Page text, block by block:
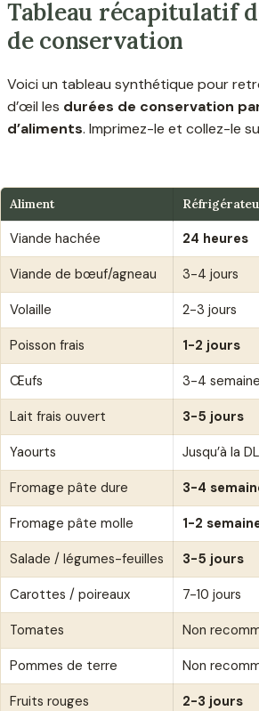
Tableau récapitulatif
de conservation
Voici un tableau synthétique pour
d’œil les durées de conservation
d’aliments. Imprimez-le et collez-le
Aliment
Viande hachée 24 heures
Viande de bœuf/agneau
3-4 jours
Volaille
2-3 jours
Poisson frais
1-2 jours
Œufs
3-4
Lait frais ouvert
3-5 jours
Yaourts
Jusqu’à la
Fromage pâte dure
3-4
Fromage pâte molle
1-2
Salade / légumes-feuilles
3-5 jours
Carottes / poireaux
7-10 jours
Tomates
Non
Pommes de terre
Non
Fruits rouges
2-3 jours